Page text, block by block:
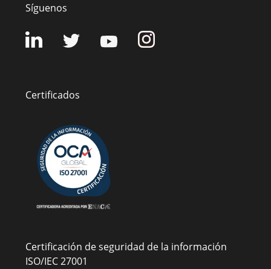
Síguenos
Certificados
Certificación de seguridad de la información
ISO/IEC 27001